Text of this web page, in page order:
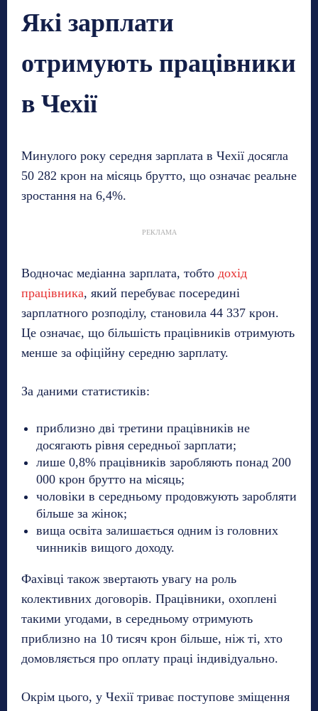
Які зарплати
отримують працівники
в Чехії
Минулого року середня зарплата в Чехії досягла
50 282 крон на місяць брутто, що означає реальне
зростання на 6,4%.
РЕКЛАМА
Водночас медіанна зарплата, тобто дохід
працівника, який перебуває посередині
зарплатного розподілу, становила 44 337 крон.
Це означає, що більшість працівників отримують
менше за офіційну середню зарплату.
За даними статистиків:
приблизно дві третини працівників не
досягають рівня середньої зарплати;
лише 0,8% працівників заробляють понад 200
000 крон брутто на місяць;
чоловіки в середньому продовжують заробляти
більше за жінок;
вища освіта залишається одним із головних
чинників вищого доходу.
Фахівці також звертають увагу на роль
колективних договорів. Працівники, охоплені
такими угодами, в середньому отримують
приблизно на 10 тисяч крон більше, ніж ті, хто
домовляється про оплату праці індивідуально.
Окрім цього, у Чехії триває поступове зміщення